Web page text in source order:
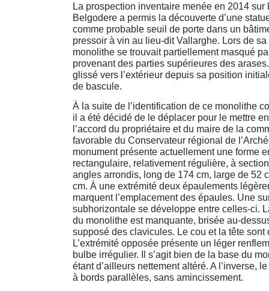
La prospection inventaire menée en 2014 sur
Belgodere a permis la découverte d’une
comme probable seuil de porte dans un
pressoir à vin au lieu-dit Vallarghe. Lors de
monolithe se trouvait partiellement masqué
provenant des parties supérieures des
glissé vers l’extérieur depuis sa position
de bascule.
À la suite de l’identification de ce monolithe
il a été décidé de le déplacer pour le mettre
l’accord du propriétaire et du maire de la
favorable du Conservateur régional de
monument présente actuellement une forme
rectangulaire, relativement régulière, à
angles arrondis, long de 174 cm, large de 52
cm. À une extrémité deux épaulements
marquent l’emplacement des épaules. Une
subhorizontale se développe entre celles-ci.
du monolithe est manquante, brisée au-
supposé des clavicules. Le cou et la tête sont
L’extrémité opposée présente un léger
bulbe irrégulier. Il s’agit bien de la base du
étant d’ailleurs nettement altéré. A l’inverse,
à bords parallèles, sans amincissement.